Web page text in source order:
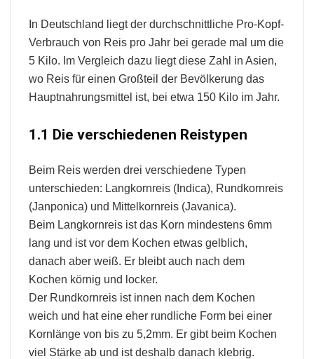
In Deutschland liegt der durchschnittliche Pro-Kopf-
Verbrauch von Reis pro Jahr bei gerade mal um die
5 Kilo. Im Vergleich dazu liegt diese Zahl in Asien,
wo Reis für einen Großteil der Bevölkerung das
Hauptnahrungsmittel ist, bei etwa 150 Kilo im Jahr.
1.1 Die verschiedenen Reistypen
Beim Reis werden drei verschiedene Typen
unterschieden: Langkornreis (Indica), Rundkornreis
(Janponica) und Mittelkornreis (Javanica).
Beim Langkornreis ist das Korn mindestens 6mm
lang und ist vor dem Kochen etwas gelblich,
danach aber weiß. Er bleibt auch nach dem
Kochen körnig und locker.
Der Rundkornreis ist innen nach dem Kochen
weich und hat eine eher rundliche Form bei einer
Kornlänge von bis zu 5,2mm. Er gibt beim Kochen
viel Stärke ab und ist deshalb danach klebrig.